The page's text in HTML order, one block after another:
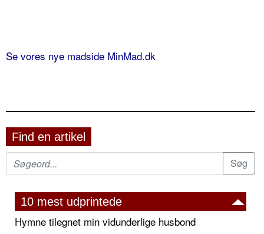
Se vores nye madside MinMad.dk
Find en artikel
10 mest udprintede
Hymne tilegnet min vidunderlige husbond